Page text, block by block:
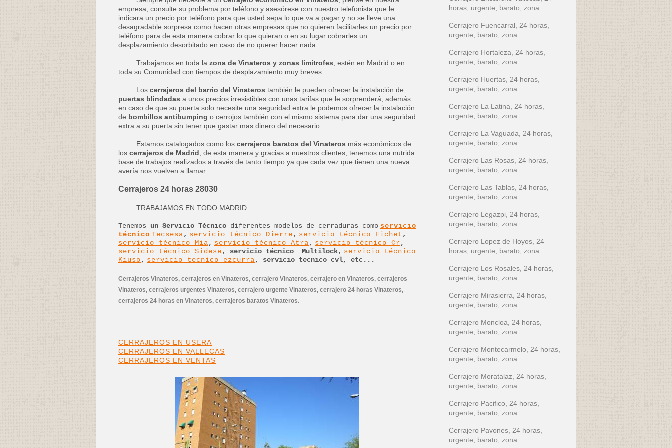
empresa, consulte su problema por teléfono y asesórese con nuestro telefonista que le
indicara un precio por teléfono para que usted sepa lo que va a pagar y no se lleve una
desagradable sorpresa como hacen otras empresas que no quieren facilitarles un precio por
teléfono para de esta manera cobrar lo que quieran o en su lugar cobrarles un
desplazamiento desorbitado en caso de no querer hacer nada.
Trabajamos en toda la zona de Vinateros y zonas limítrofes , estén en Madrid o en
toda su Comunidad con tiempos de desplazamiento muy breves
Los cerrajeros del barrio del Vinateros también le pueden ofrecer la instalación de
puertas blindadas a unos precios irresistibles con unas tarifas que le sorprenderá, además
en caso de que su puerta solo necesite una seguridad extra le podemos ofrecer la instalación
de bombillos antibumping o cerrojos también con el mismo sistema para dar una seguridad
extra a su puerta sin tener que gastar mas dinero del necesario.
Estamos catalogados como los cerrajeros baratos del Vinateros más económicos de
los cerrajeros de Madrid , de esta manera y gracias a nuestros clientes, tenemos una nutrida
base de trabajos realizados a través de tanto tiempo ya que cada vez que tienen una nueva
avería nos vuelven a llamar.
Cerrajeros 24 horas 28030
TRABAJAMOS EN TODO MADRID
Tenemos un Servicio Técnico diferentes modelos de cerraduras como servicio
técnico Tecsesa, servicio técnico Dierre, servicio técnico Fichet ,
servicio técnico Mia, servicio técnico Atra, servicio técnico Cr,
servicio técnico Sidese, servicio técnico Multilock, servicio técnico
Kiuso, servicio tecnico ezcurra, servicio tecnico cvl, etc...
Cerrajeros Vinateros, cerrajeros en Vinateros, cerrajero Vinateros, cerrajero en Vinateros, cerrajeros
Vinateros, cerrajeros urgentes Vinateros, cerrajero urgente Vinateros, cerrajero 24 horas Vinateros,
cerrajeros 24 horas en Vinateros, cerrajeros baratos Vinateros.
CERRAJEROS EN USERA
CERRAJEROS EN VALLECAS
CERRAJEROS EN VENTAS
horas, urgente, barato, zona.
Cerrajero Fuencarral, 24 horas,
urgente, barato, zona.
Cerrajero Hortaleza, 24 horas,
urgente, barato, zona.
Cerrajero Huertas, 24 horas,
urgente, barato, zona.
Cerrajero La Latina, 24 horas,
urgente, barato, zona.
Cerrajero La Vaguada, 24 horas,
urgente, barato, zona.
Cerrajero Las Rosas, 24 horas,
urgente, barato, zona.
Cerrajero Las Tablas, 24 horas,
urgente, barato, zona.
Cerrajero Legazpi, 24 horas,
urgente, barato, zona.
Cerrajero Lopez de Hoyos, 24
horas, urgente, barato, zona.
Cerrajero Los Rosales, 24 horas,
urgente, barato, zona.
Cerrajero Mirasierra, 24 horas,
urgente, barato, zona.
Cerrajero Moncloa, 24 horas,
urgente, barato, zona.
Cerrajero Montecarmelo, 24 horas,
urgente, barato, zona.
Cerrajero Moratalaz, 24 horas,
urgente, barato, zona.
Cerrajero Pacifico, 24 horas,
urgente, barato, zona.
Cerrajero Pavones, 24 horas,
urgente, barato, zona.